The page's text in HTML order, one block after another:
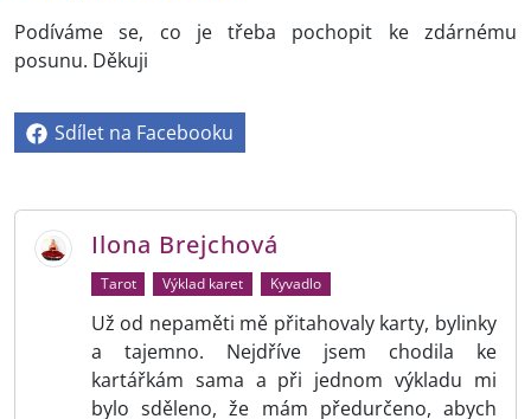
Podíváme se, co je třeba pochopit ke zdárnému
posunu. Děkuji
Sdílet na Facebooku
Ilona Brejchová
Tarot Výklad karet Kyvadlo
Už od nepaměti mě přitahovaly karty, bylinky
a tajemno. Nejdříve jsem chodila ke
kartářkám sama a při jednom výkladu mi
bylo sděleno, že mám předurčeno, abych